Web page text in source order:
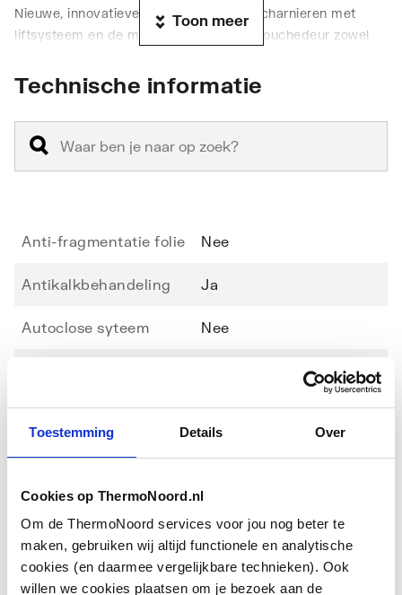
Toestemming Details Over
Cookies op ThermoNoord.nl
Om de ThermoNoord services voor jou nog beter te
maken, gebruiken wij altijd functionele en analytische
cookies (en daarmee vergelijkbare technieken). Ook
willen we cookies plaatsen om je bezoek aan de
Nieuwe, innovatieve details zoals deurscharnieren met
liftsysteem en de mogelijkheid om de douchedeur zowel
Young 2.0 nog completer. Met de uitbreiding van de
slanke handgreep laat deze nieuwe 2.0 serie niets meer te
wensen over.
Toon meer
Technische informatie
Anti-fragmentatie folie Nee
Antikalkbehandeling Ja
Autoclose syteem Nee
Gemakkelijk te reinigen
behandeling
Nee
hoekinstap
Geschikt voor montage
in lijn
Nee
Toon meer
Overigapplication/pdf ,6 MB
BIM application/zip ,1 MB